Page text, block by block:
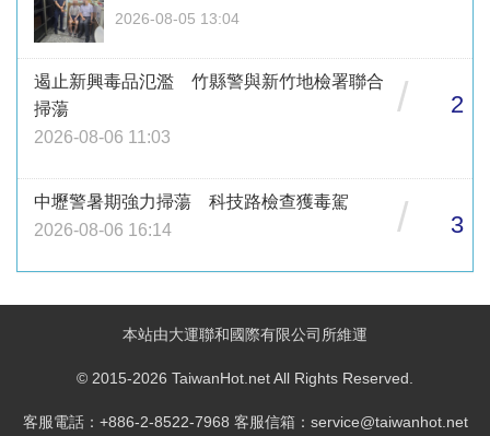
2026-08-05 13:04
遏止新興毒品氾濫 竹縣警與新竹地檢署聯合
掃蕩
2026-08-06 11:03
/ 2
中壢警暑期強力掃蕩 科技路檢查獲毒駕
2026-08-06 16:14
/ 3
本站由大運聯和國際有限公司所維運
© 2015-2026 TaiwanHot.net All Rights Reserved.
客服電話：+886-2-8522-7968 客服信箱：service@taiwanhot.net